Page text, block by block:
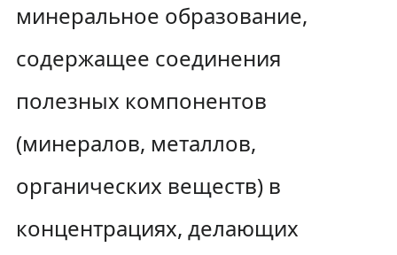
минеральное образование,
содержащее соединения
полезных компонентов
(минералов, металлов,
органических веществ) в
концентрациях, делающих